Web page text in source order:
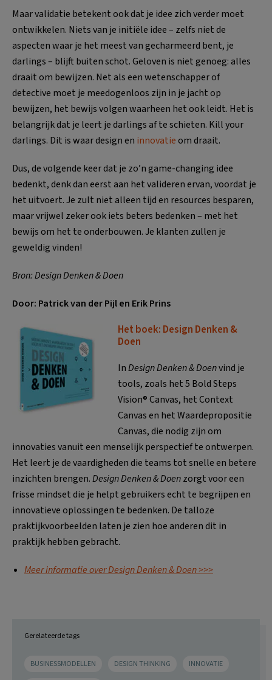
Maar validatie betekent ook dat je idee zich verder moet
ontwikkelen. Niets van je initiële idee – zelfs niet de
aspecten waar je het meest van gecharmeerd bent, je
darlings – blijft buiten schot. Geloven is niet genoeg: alles
draait om bewijzen. Net als een wetenschapper of
detective moet je meedogenloos zijn in je jacht op
bewijzen, het bewijs volgen waarheen het ook leidt. Het is
belangrijk dat je leert je darlings af te schieten. Kill your
darlings. Dit is waar design en innovatieom draait.
Dus, de volgende keer dat je zo’n game-changing idee
bedenkt, denk dan eerst aan het valideren ervan, voordat je
het uitvoert. Je zult niet alleen tijd en resources besparen,
maar vrijwel zeker ook iets beters bedenken – met het
bewijs om het te onderbouwen. Je klanten zullen je
geweldig vinden!
Bron: Design Denken & Doen
Door: Patrick van der Pijl en Erik Prins
Het boek: Design Denken &
Doen
InDesign Denken & Doenvind je
tools, zoals het 5 Bold Steps
Vision® Canvas, het Context
Canvas en het Waardepropositie
Canvas, die nodig zijn om
innovaties vanuit een menselijk perspectief te ontwerpen.
Het leert je de vaardigheden die teams tot snelle en betere
inzichten brengen.Design Denken & Doenzorgt voor een
frisse mindset die je helpt gebruikers echt te begrijpen en
innovatieve oplossingen te bedenken. De talloze
praktijkvoorbeelden laten je zien hoe anderen dit in
praktijk hebben gebracht.
Meer informatie over Design Denken & Doen >>>
Gerelateerde tags
BUSINESSMODELLEN DESIGN THINKING INNOVATIE